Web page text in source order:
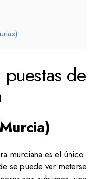
puestas de
murciana es el único
se puede ver meterse